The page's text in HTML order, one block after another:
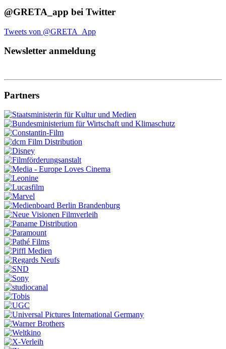
@GRETA_app bei Twitter
Tweets von @GRETA_App
Newsletter anmeldung
Partners